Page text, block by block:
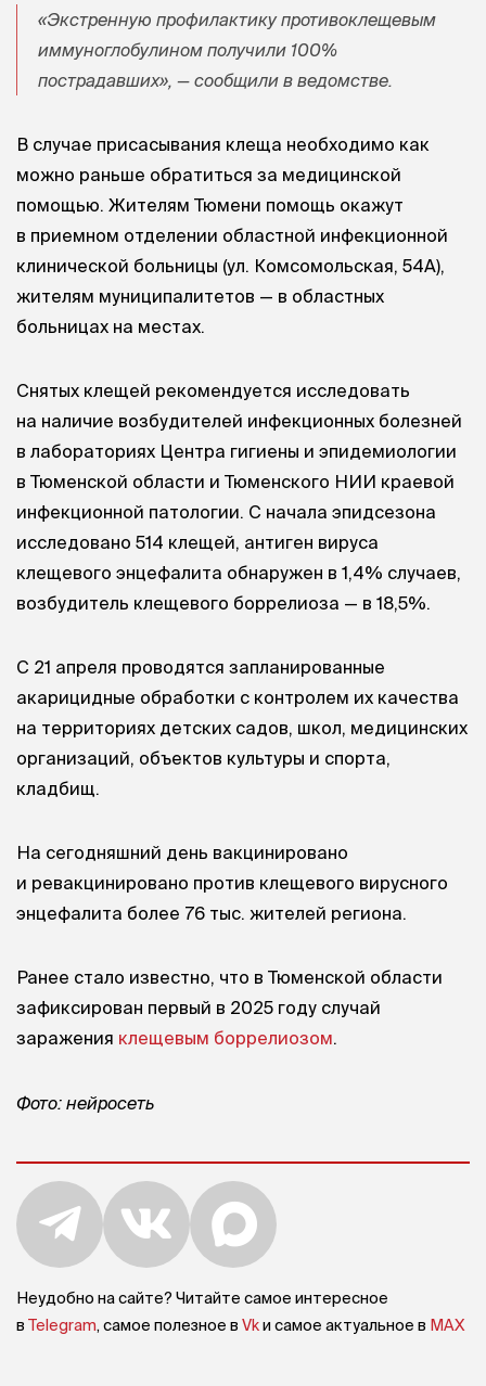
«Экстренную профилактику противоклещевым
иммуноглобулином получили 100%
пострадавших», — сообщили в ведомстве.
В случае присасывания клеща необходимо как
можно раньше обратиться за медицинской
помощью. Жителям Тюмени помощь окажут
в приемном отделении областной инфекционной
клинической больницы (ул. Комсомольская, 54А),
жителям муниципалитетов — в областных
больницах на местах.
Снятых клещей рекомендуется исследовать
на наличие возбудителей инфекционных болезней
в лабораториях Центра гигиены и эпидемиологии
в Тюменской области и Тюменского НИИ краевой
инфекционной патологии. С начала эпидсезона
исследовано 514 клещей, антиген вируса
клещевого энцефалита обнаружен в 1,4% случаев,
возбудитель клещевого боррелиоза — в 18,5%.
С 21 апреля проводятся запланированные
акарицидные обработки с контролем их качества
на территориях детских садов, школ, медицинских
организаций, объектов культуры и спорта,
кладбищ.
На сегодняшний день вакцинировано
и ревакцинировано против клещевого вирусного
энцефалита более 76 тыс. жителей региона.
Ранее стало известно, что в Тюменской области
зафиксирован первый в 2025 году случай
заражения клещевым боррелиозом.
Фото: нейросеть
Неудобно на сайте? Читайте самое интересное
в Telegram, самое полезное в Vkи самое актуальное в MAX